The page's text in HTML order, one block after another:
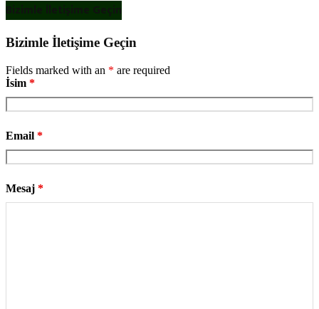
Bizimle İletişime Geçin
Bizimle İletişime Geçin
Fields marked with an * are required
İsim *
Email *
Mesaj *